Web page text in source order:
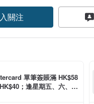
關注
單筆簽賬滿 HK$58
；逢星期五、六、日